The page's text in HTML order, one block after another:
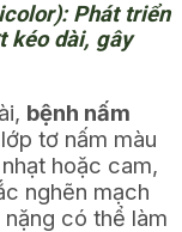
Phát triển
kéo dài, gây
bệnh nấm
tơ nấm màu
hoặc cam,
nghẽn mạch
có thể làm